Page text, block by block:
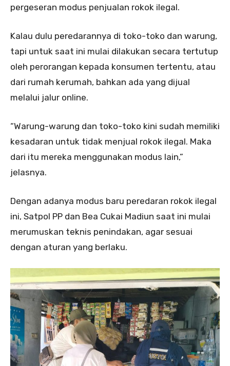
pergeseran modus penjualan rokok ilegal.
Kalau dulu peredarannya di toko-toko dan warung,
tapi untuk saat ini mulai dilakukan secara tertutup
oleh perorangan kepada konsumen tertentu, atau
dari rumah kerumah, bahkan ada yang dijual
melalui jalur online.
“Warung-warung dan toko-toko kini sudah memiliki
kesadaran untuk tidak menjual rokok ilegal. Maka
dari itu mereka menggunakan modus lain,”
jelasnya.
Dengan adanya modus baru peredaran rokok ilegal
ini, Satpol PP dan Bea Cukai Madiun saat ini mulai
merumuskan teknis penindakan, agar sesuai
dengan aturan yang berlaku.